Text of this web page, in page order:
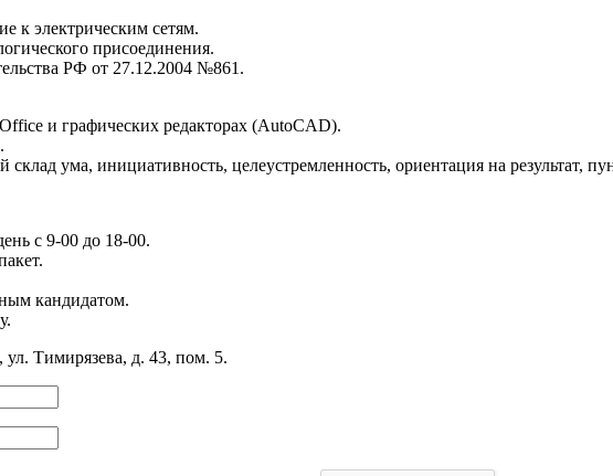
к электрическим сетям.
присоединения.
РФ от 27.12.2004 №861.
и графических редакторах (AutoCAD).
ума, инициативность, целеустремленность, ориентация на результат,
с 9-00 до 18-00.
кандидатом.
Тимирязева, д. 43, пом. 5.